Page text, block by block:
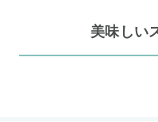
美味しい